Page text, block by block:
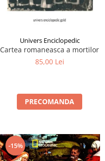
Univers Enciclopedic
Cartea romaneasca a mortilor
85,00 Lei
PRECOMANDA
-15%